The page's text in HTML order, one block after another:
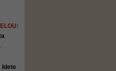
Idete